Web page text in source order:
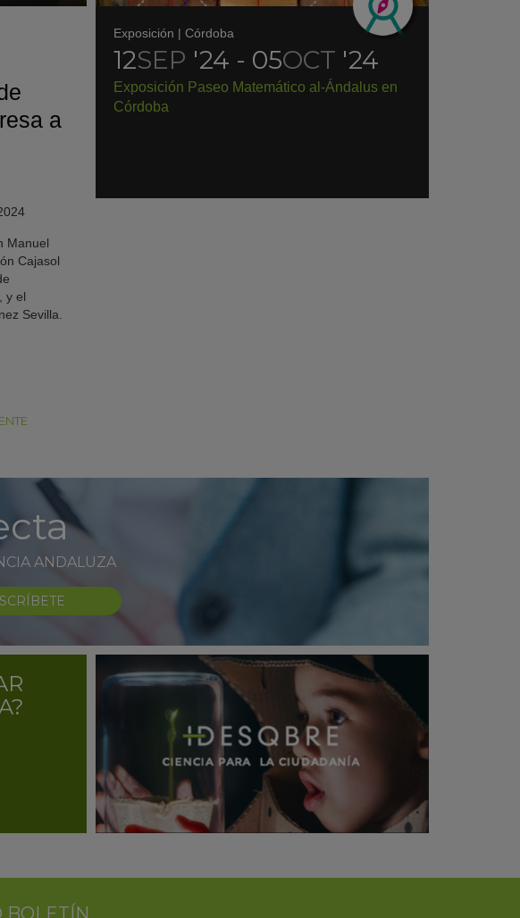
a
Manuel
Cajasol
y el
Sevilla.
Exposición | Córdoba
12SEP '24 - 05OCT '24
Exposición Paseo Matemático al-Ándalus en
Córdoba
ANDALUZA
BOLETÍN